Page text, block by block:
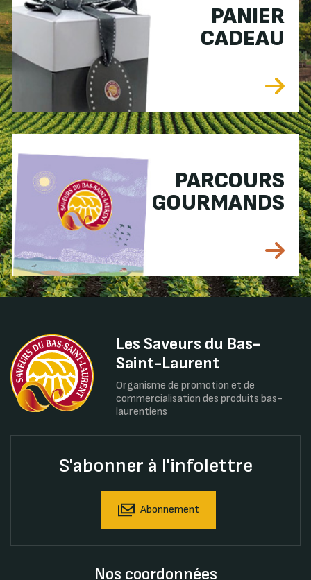
PANIER
CADEAU
PARCOURS
GOURMANDS
Les Saveurs du Bas-
Saint-Laurent
Organisme de promotion et de
commercialisation des produits bas-
laurentiens
S'abonner à l'infolettre
Abonnement
Nos coordonnées